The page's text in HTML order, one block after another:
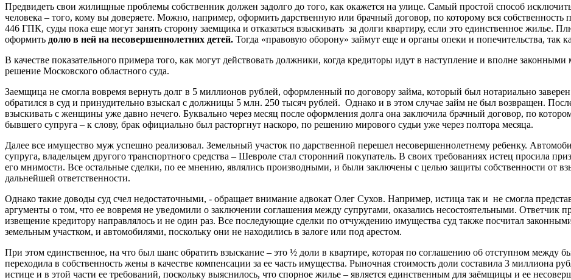
Предвидеть свои жилищные проблемы собственник должен задолго до того, как окажется на улице. Самый простой способ
человека – того, кому вы доверяете. Можно, например, оформить дарственную или брачный договор, по которому вся собственность
446 ГПК, суды пока еще могут занять сторону заемщика и отказаться взыскивать за долги квартиру, если это единственное жилье.
оформить долю в ней на несовершеннолетних детей. Тогда «правовую оборону» займут еще и органы опеки и попечительства, так
В качестве показательного примера того, как могут действовать должники, когда кредиторы идут в наступление и вполне
решение Московского областного суда.
Заемщица не смогла вовремя вернуть долг в 5 миллионов рублей, оформленный по договору займа, который был нотариально
обратился в суд и принудительно взыскал с должницы 5 млн. 250 тысяч рублей. Однако и в этом случае займ не был возвращен.
взыскивать с женщины уже давно нечего. Буквально через месяц после оформления долга она заключила брачный договор, по
бывшего супруга – к слову, брак официально был расторгнут наскоро, по решению мирового судьи уже через полтора месяца.
Далее все имущество муж успешно реализовал. Земельный участок по дарственной перешел несовершеннолетнему ребенку.
супруга, владельцем другого транспортного средства – Шевроле стал сторонний покупатель. В своих требованиях истец просила
его мнимости. Все остальные сделки, по ее мнению, являлись производными, и были заключены с целью защиты собственности от
дальнейшей ответственности.
Однако такие доводы суд счел недостаточными, - обращает внимание адвокат Олег Сухов. Например, истица так и не смогла
аргументы о том, что ее вовремя не уведомили о заключении соглашения между супругами, оказались несостоятельными. Ответчик
извещение кредитору направлялось и не один раз. Все последующие сделки по отчуждению имущества суд также посчитал
земельным участком, и автомобилями, поскольку они не находились в залоге или под арестом.
При этом единственное, на что был шанс обратить взыскание – это ½ доли в квартире, которая по соглашению об отступном между
переходила в собственность жены в качестве компенсации за ее часть имущества. Рыночная стоимость доли составила 3 миллиона
истице и в этой части ее требований, поскольку выяснилось, что спорное жилье – является единственным для заёмщицы и ее